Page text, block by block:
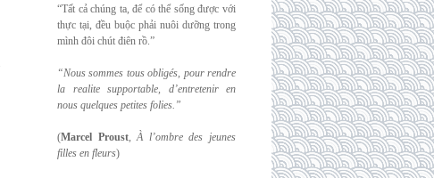
“Tất cả chúng ta, để có thể sống được với
thực tại, đều buộc phải nuôi dưỡng trong
mình đôi chút điên rồ.”
“Nous sommes tous obligés, pour rendre
la realite supportable, d’entretenir en
nous quelques petites folies.”
(Marcel Proust,À l’ombre des jeunes
filles en fleurs)